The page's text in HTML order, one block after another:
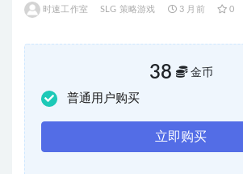
时速工作室 SLG 策略游戏 3 月前 0
38 金币
普通用户购买
立即购买